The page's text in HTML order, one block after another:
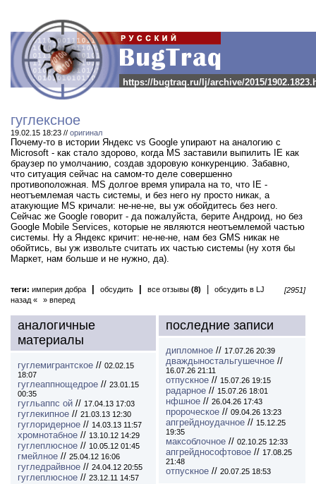
https://bugtraq.ru/lj/archive/2015/
гуглексное
19.02.15 18:23 // оригинал
Почему-то в истории Яндекс vs Google упирают на аналогию с
Microsoft - как стало здорово, когда MS заставили выпилить IE как
браузер по умолчанию, создав здоровую конкуренцию. Забавно,
что ситуация сейчас на самом-то деле совершенно
противоположная. MS долгое время упирала на то, что IE -
неотъемлемая часть системы, и без него ну просто никак, а
атакующие MS кричали: не-не-не, вы уж обойдитесь без него.
Сейчас же Google говорит - да пожалуйста, берите Андроид, но без
Google Mobile Services, которые не являются неотъемлемой частью
системы. Ну а Яндекс кричит: не-не-не, нам без GMS никак не
обойтись, вы уж извольте считать их частью системы (ну хотя бы
Маркет, нам больше и не нужно, да).
теги: империя добра обсудить все отзывы (8) обсудить в LJ
[2951]
назад «
» вперед
аналогичные
материалы
гуглемигрантское // 02.02.15
18:07
гуглеаппнощедрое // 23.01.15
00:35
гугльаппс ой // 17.04.13 17:03
гуглекипное // 21.03.13 12:30
гуглоридерное // 14.03.13 11:57
хромнотабное // 13.10.12 14:29
гуглеплюсное // 10.05.12 01:45
гмейлное // 25.04.12 16:06
гугледрайвное // 24.04.12 20:55
гуглеплюсное // 23.12.11 14:57
последние записи
дипломное // 17.07.26 20:39
дваждыностальгушечное //
16.07.26 21:11
отпускное // 15.07.26 19:15
радарное // 15.07.26 18:01
нфшное // 26.04.26 17:43
пророческое // 09.04.26 13:23
апгрейдноудачное // 15.12.25
19:35
максоблочное // 02.10.25 12:33
апгрейднософтовое // 17.08.25
21:48
отпускное // 20.07.25 18:53